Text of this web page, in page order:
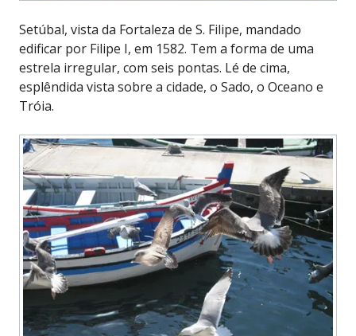
Setúbal, vista da Fortaleza de S. Filipe, mandado
edificar por Filipe I, em 1582. Tem a forma de uma
estrela irregular, com seis pontas. Lé de cima,
esplêndida vista sobre a cidade, o Sado, o Oceano e
Tróia.